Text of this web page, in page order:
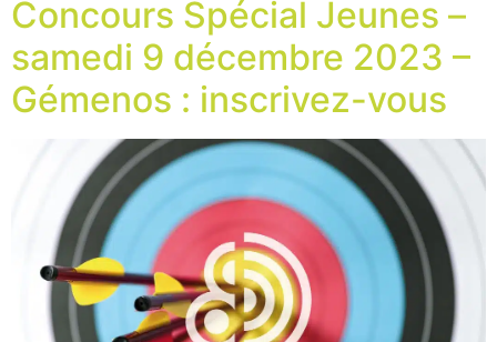
Concours Spécial Jeunes –
samedi 9 décembre 2023 –
Gémenos : inscrivez-vous